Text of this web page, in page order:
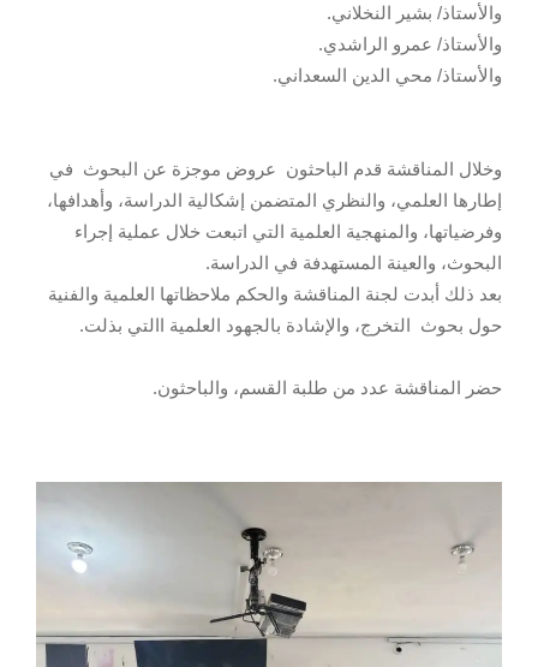
والأستاذ/ بشير النخلاني.
والأستاذ/ عمرو الراشدي.
والأستاذ/ محي الدين السعداني.
وخلال المناقشة قدم الباحثون عروض موجزة عن البحوث في
إطارها العلمي، والنظري المتضمن إشكالية الدراسة، وأهدافها،
وفرضياتها، والمنهجية العلمية التي اتبعت خلال عملية إجراء
البحوث، والعينة المستهدفة في الدراسة.
بعد ذلك أبدت لجنة المناقشة والحكم ملاحظاتها العلمية والفنية
حول بحوث التخرج، والإشادة بالجهود العلمية االتي بذلت.
حضر المناقشة عدد من طلبة القسم، والباحثون.